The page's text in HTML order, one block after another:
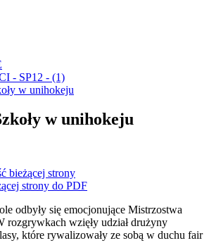
- SP12 - (1)
w unihokeju
w unihokeju
bieżącej strony
strony do PDF
odbyły się emocjonujące Mistrzostwa
rozgrywkach wzięły udział drużyny
które rywalizowały ze sobą w duchu fair